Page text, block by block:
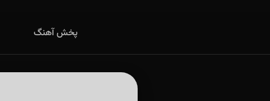
پخش آهنگ